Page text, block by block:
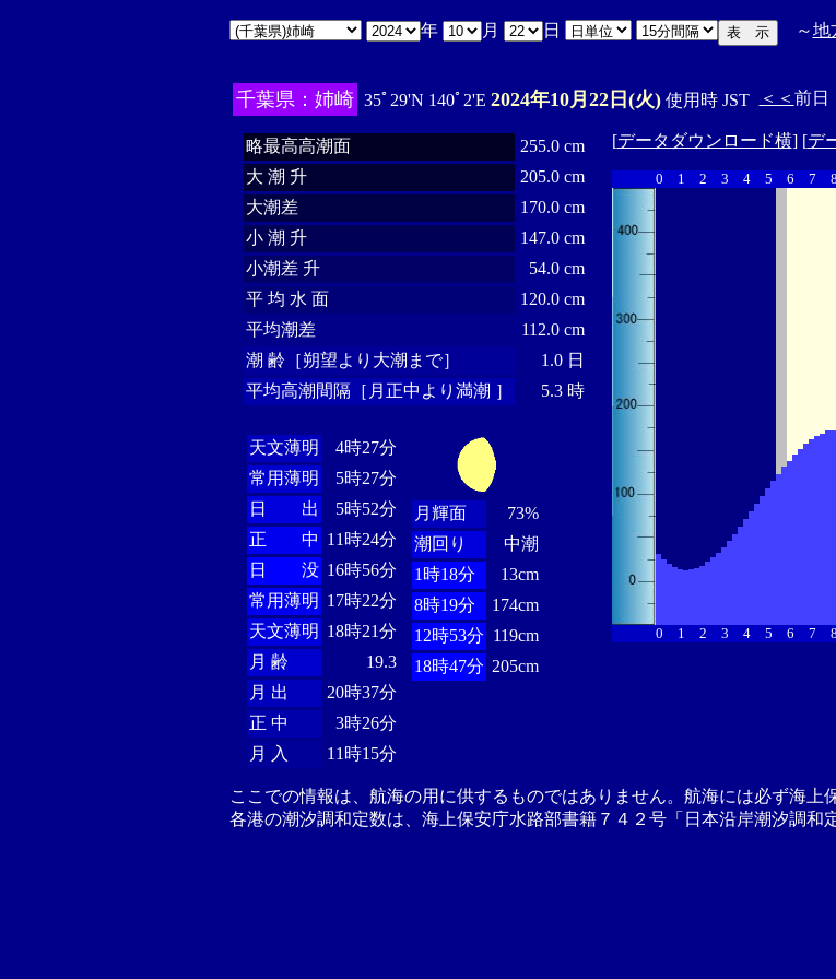
年 月 日 ～地
千葉県：姉崎 35ﾟ29'N 140ﾟ2'E 2024年10月22日(火)使用時 JST ＜＜ 前日
略最高高潮面
255.0 cm
大 潮 升
205.0 cm
大潮差
170.0 cm
小 潮 升
147.0 cm
小潮差 升
54.0 cm
平 均 水 面
120.0 cm
平均潮差
112.0 cm
潮 齢［朔望より大潮まで］
1.0 日
平均高潮間隔［月正中より満潮 ］
5.3 時
天文薄明
4時27分
常用薄明
5時27分
日 出
5時52分
正 中 11時24分
日 没 16時56分
常用薄明 17時22分
天文薄明 18時21分
月 齢
19.3
月 出
20時37分
正 中
3時26分
月 入
11時15分
月輝面
73%
潮回り
中潮
1時18分
13cm
8時19分
174cm
12時53分 119cm
18時47分 205cm
[データダウンロード横] [デ
0 1 2 3 4 5 6 7 8
0 1 2 3 4 5 6 7 8
ここでの情報は、航海の用に供するものではありません。航海には必ず海上
各港の潮汐調和定数は、海上保安庁水路部書籍７４２号「日本沿岸潮汐調和